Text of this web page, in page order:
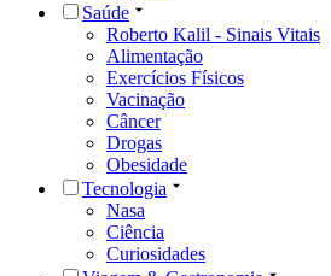
Saúde
Roberto Kalil - Sinais Vitais
Alimentação
Exercícios Físicos
Vacinação
Câncer
Drogas
Obesidade
Tecnologia
Nasa
Ciência
Curiosidades